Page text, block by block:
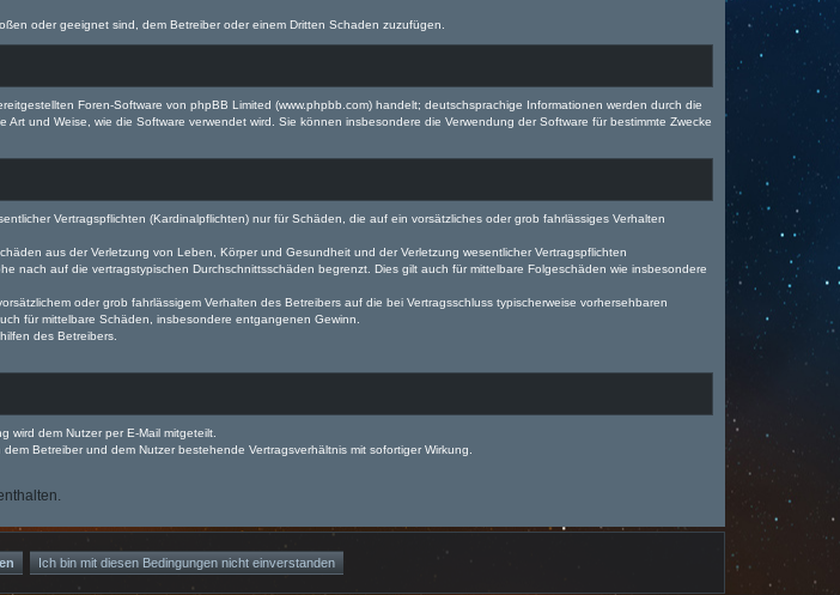
oder geeignet sind, dem Betreiber oder einem Dritten Schaden zuzufügen.
Foren-Software von phpBB Limited (www.phpbb.com) handelt; deutschsprachige Informationen werden durch die
und Weise, wie die Software verwendet wird. Sie können insbesondere die Verwendung der Software für bestimmte Zwecke
Vertragspflichten (Kardinalpflichten) nur für Schäden, die auf ein vorsätzliches oder grob fahrlässiges Verhalten
aus der Verletzung von Leben, Körper und Gesundheit und der Verletzung wesentlicher Vertragspflichten
nach auf die vertragstypischen Durchschnittsschäden begrenzt. Dies gilt auch für mittelbare Folgeschäden wie insbesondere
oder grob fahrlässigem Verhalten des Betreibers auf die bei Vertragsschluss typischerweise vorhersehbaren
für mittelbare Schäden, insbesondere entgangenen Gewinn.
des Betreibers.
dem Nutzer per E-Mail mitgeteilt.
Betreiber und dem Nutzer bestehende Vertragsverhältnis mit sofortiger Wirkung.